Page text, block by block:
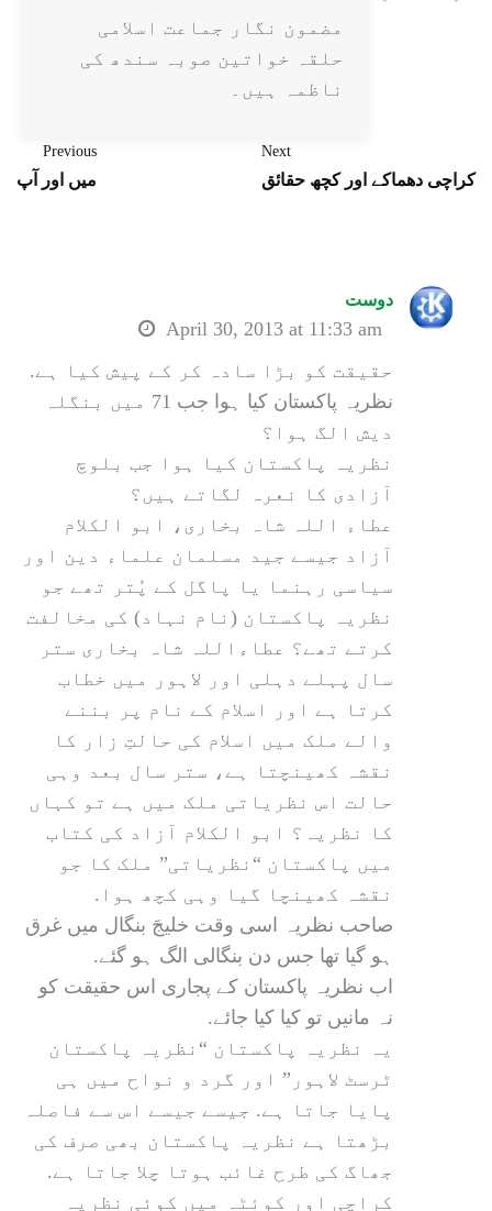
مضمون نگار جماعت اسلامی
حلقہ خواتین صوبہ سندھ کی
ناظمہ ہیں۔
Previous
میں اور آپ
Next
کراچی دھماکے اور کچھ حقائق
دوست
April 30, 2013 at 11:33 am
حقیقت کو بڑا سادہ کر کے پیش کیا ہے.
نظریہ پاکستان کیا ہوا جب 71 میں بنگلہ
دیش الگ ہوا؟
نظریہ پاکستان کیا ہوا جب بلوچ
آزادی کا نعرہ لگاتے ہیں؟
عطاء اللہ شاہ بخاری، ابو الکلام
آزاد جیسے جید مسلمان علماء دین اور
سیاسی رہنما یا پاگل کے پُتر تھے جو
نظریہ پاکستان (نام نہاد) کی مخالفت
کرتے تھے؟ عطاءاللہ شاہ بخاری ستر
سال پہلے دہلی اور لاہور میں خطاب
کرتا ہے اور اسلام کے نام پر بننے
والے ملک میں اسلام کی حالتِ زار کا
نقشہ کھینچتا ہے، ستر سال بعد وہی
حالت اس نظریاتی ملک میں ہے تو کہاں
کا نظریہ؟ ابو الکلام آزاد کی کتاب
میں پاکستان “نظریاتی” ملک کا جو
نقشہ کھینچا گیا وہی کچھ ہوا.
صاحب نظریہ اسی وقت خلیجَ بنگال میں غرق
ہو گیا تھا جس دن بنگالی الگ ہو گئے.
اب نظریہ پاکستان کے پجاری اس حقیقت کو
نہ مانیں تو کیا کیا جائے.
یہ نظریہ پاکستان “نظریہ پاکستان
ٹرسٹ لاہور” اور گرد و نواح میں ہی
پایا جاتا ہے. جیسے جیسے اس سے فاصلہ
بڑھتا ہے نظریہ پاکستان بھی صرف کی
جھاگ کی طرح غائب ہوتا چلا جاتا ہے.
کراچی اور کوئٹہ میں کوئی نظریہ